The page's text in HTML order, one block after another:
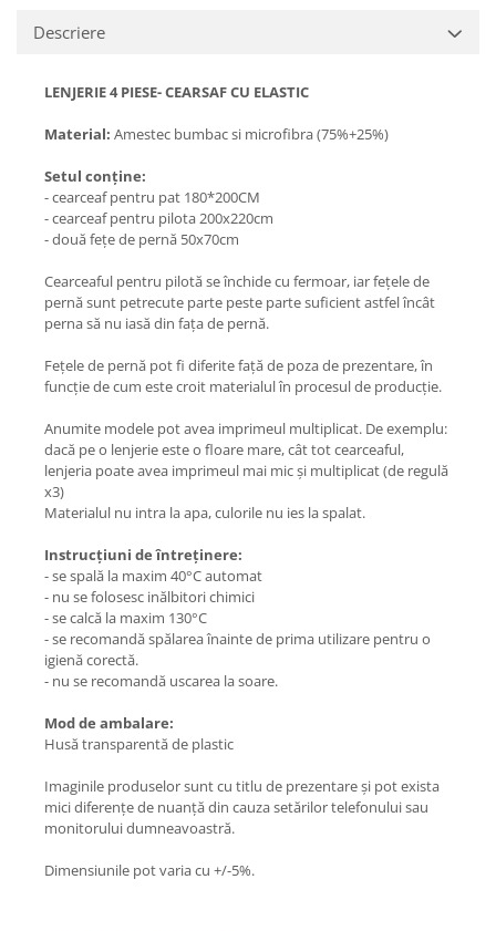
Descriere
LENJERIE 4 PIESE- CEARSAF CU ELASTIC
Material: Amestec bumbac si microfibra (75%+25%)
Setul conține:
- cearceaf pentru pat 180*200CM
- cearceaf pentru pilota 200x220cm
- două fețe de pernă 50x70cm
Cearceaful pentru pilotă se închide cu fermoar, iar fețele de
pernă sunt petrecute parte peste parte suficient astfel încât
perna să nu iasă din fața de pernă.
Fețele de pernă pot fi diferite față de poza de prezentare, în
funcție de cum este croit materialul în procesul de producție.
Anumite modele pot avea imprimeul multiplicat. De exemplu:
dacă pe o lenjerie este o floare mare, cât tot cearceaful,
lenjeria poate avea imprimeul mai mic și multiplicat (de regulă
x3)
Materialul nu intra la apa, culorile nu ies la spalat.
Instrucțiuni de întreținere:
- se spală la maxim 40°C automat
- nu se folosesc inălbitori chimici
- se calcă la maxim 130°C
- se recomandă spălarea înainte de prima utilizare pentru o
igienă corectă.
- nu se recomandă uscarea la soare.
Mod de ambalare:
Husă transparentă de plastic
Imaginile produselor sunt cu titlu de prezentare și pot exista
mici diferențe de nuanță din cauza setărilor telefonului sau
monitorului dumneavoastră.
Dimensiunile pot varia cu +/-5%.